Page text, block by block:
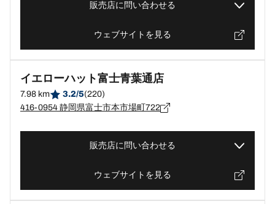
販売店に問い合わせる
ウェブサイトを見る
イエローハット富士青葉通店
7.98 km 3.2/5(220)
416-0954 静岡県富士市本市場町722
販売店に問い合わせる
ウェブサイトを見る